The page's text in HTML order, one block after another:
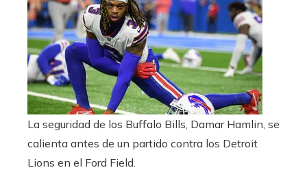
La seguridad de los Buffalo Bills, Damar Hamlin, se
calienta antes de un partido contra los Detroit
Lions en el Ford Field.